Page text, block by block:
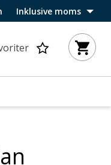
Inklusive moms